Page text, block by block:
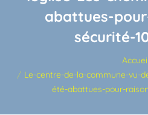
abattues-
sécurité-
Accueil
Le-centre-de-la-commune-vu-
été-abattues-pour-